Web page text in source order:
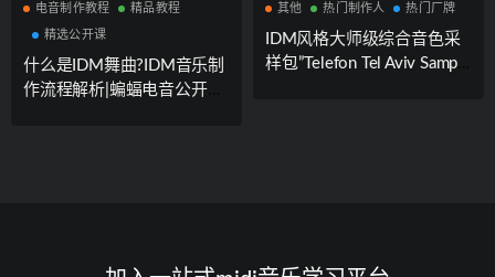
电音制作教程 精品教程
精选公开课
什么是IDM舞曲?IDM音乐制
作流程解析|蝙蝠电音公开课
其他 热门制作人 热门厂牌
IDM风格大师级综合音色采
样包”Telefon Tel Aviv Sample